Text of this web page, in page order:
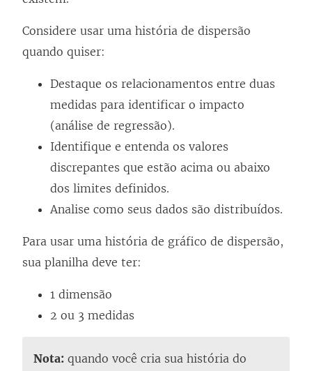
Considere usar uma história de dispersão
quando quiser:
Destaque os relacionamentos entre duas
medidas para identificar o impacto
(análise de regressão).
Identifique e entenda os valores
discrepantes que estão acima ou abaixo
dos limites definidos.
Analise como seus dados são distribuídos.
Para usar uma história de gráfico de dispersão,
sua planilha deve ter:
1 dimensão
2 ou 3 medidas
Nota: quando você cria sua história do